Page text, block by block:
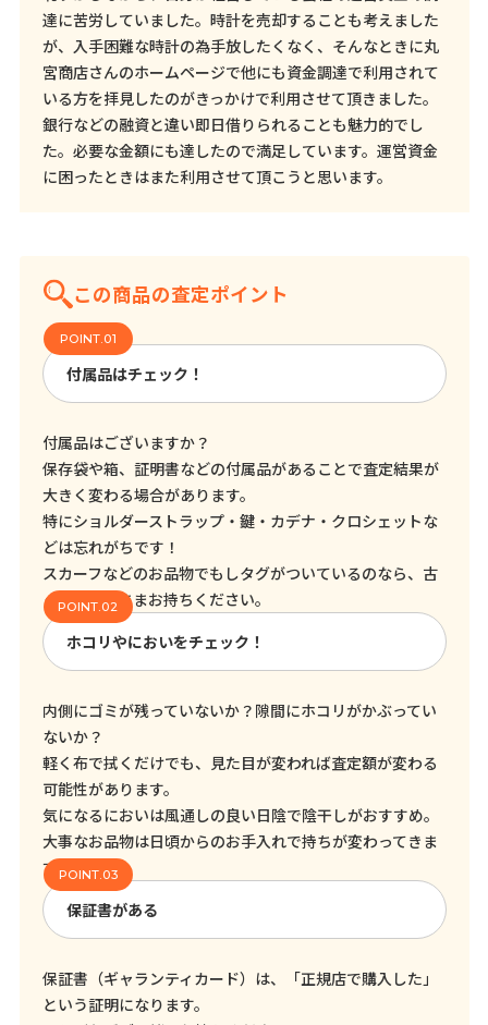
達に苦労していました。時計を売却することも考えました
が、入手困難な時計の為手放したくなく、そんなときに丸
宮商店さんのホームページで他にも資金調達で利用されて
いる方を拝見したのがきっかけで利用させて頂きました。
銀行などの融資と違い即日借りられることも魅力的でし
た。必要な金額にも達したので満足しています。運営資金
に困ったときはまた利用させて頂こうと思います。
この商品の査定ポイント
付属品はチェック！
付属品はございますか？
保存袋や箱、証明書などの付属品があることで査定結果が
大きく変わる場合があります。
特にショルダーストラップ・鍵・カデナ・クロシェットな
どは忘れがちです！
スカーフなどのお品物でもしタグがついているのなら、古
くてもそのままお持ちください。
ホコリやにおいをチェック！
内側にゴミが残っていないか？隙間にホコリがかぶってい
ないか？
軽く布で拭くだけでも、見た目が変われば査定額が変わる
可能性があります。
気になるにおいは風通しの良い日陰で陰干しがおすすめ。
大事なお品物は日頃からのお手入れで持ちが変わってきま
す！
保証書がある
保証書（ギャランティカード）は、「正規店で購入した」
という証明になります。